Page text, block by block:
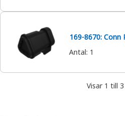
169-8670: Conn
Antal: 1
Visar 1 till